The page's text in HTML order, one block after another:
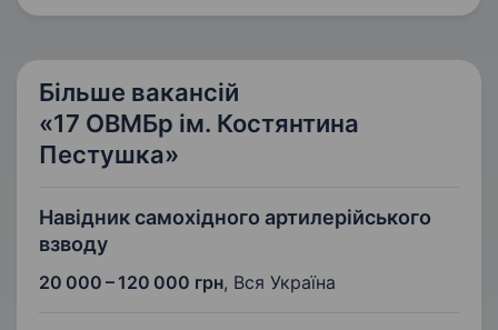
Більше вакансій
«17 ОВМБр ім. Костянтина
Пестушка»
Навідник самохідного артилерійського
взводу
20 000 – 120 000 грн, Вся Україна